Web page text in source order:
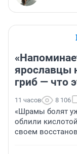
ярославцы
гриб — что
11 часов 8 106
«Шрамы болят
облили
своем